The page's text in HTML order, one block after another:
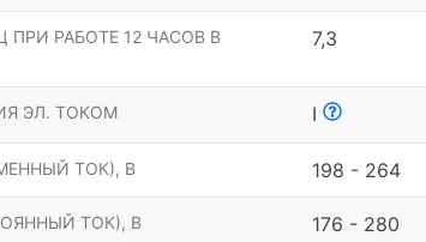
ПРИ РАБОТЕ 12 ЧАСОВ В
7,3
ЭЛ. ТОКОМ I
ТОК), В 198 - 264
ТОК), В 176 - 280